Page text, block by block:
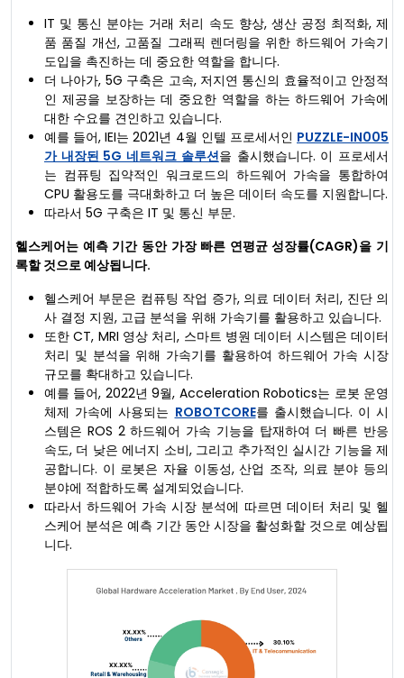
IT 및 통신 분야는 거래 처리 속도 향상, 생산 공정 최적화, 제
품 품질 개선, 고품질 그래픽 렌더링을 위한 하드웨어 가속기
도입을 촉진하는 데 중요한 역할을 합니다.
더 나아가, 5G 구축은 고속, 저지연 통신의 효율적이고 안정적
인 제공을 보장하는 데 중요한 역할을 하는 하드웨어 가속에
대한 수요를 견인하고 있습니다.
예를 들어, IEI는 2021년 4월 인텔 프로세서인 PUZZLE-IN005
가 내장된 5G 네트워크 솔루션을 출시했습니다. 이 프로세서
는 컴퓨팅 집약적인 워크로드의 하드웨어 가속을 통합하여
CPU 활용도를 극대화하고 더 높은 데이터 속도를 지원합니다.
따라서 5G 구축은 IT 및 통신 부문.
헬스케어는 예측 기간 동안 가장 빠른 연평균 성장률(CAGR)을 기
록할 것으로 예상됩니다.
헬스케어 부문은 컴퓨팅 작업 증가, 의료 데이터 처리, 진단 의
사 결정 지원, 고급 분석을 위해 가속기를 활용하고 있습니다.
또한 CT, MRI 영상 처리, 스마트 병원 데이터 시스템은 데이터
처리 및 분석을 위해 가속기를 활용하여 하드웨어 가속 시장
규모를 확대하고 있습니다.
예를 들어, 2022년 9월, Acceleration Robotics는 로봇 운영
체제 가속에 사용되는 ROBOTCORE를 출시했습니다. 이 시
스템은 ROS 2 하드웨어 가속 기능을 탑재하여 더 빠른 반응
속도, 더 낮은 에너지 소비, 그리고 추가적인 실시간 기능을 제
공합니다. 이 로봇은 자율 이동성, 산업 조작, 의료 분야 등의
분야에 적합하도록 설계되었습니다.
따라서 하드웨어 가속 시장 분석에 따르면 데이터 처리 및 헬
스케어 분석은 예측 기간 동안 시장을 활성화할 것으로 예상됩
니다.